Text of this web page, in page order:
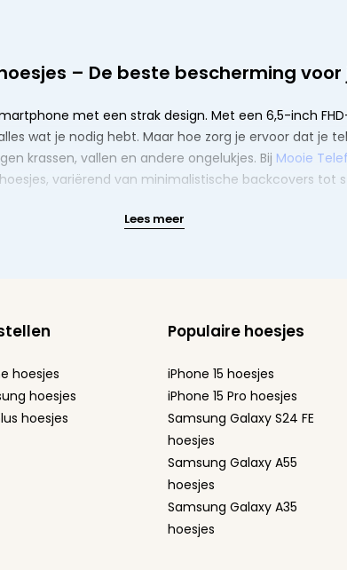
– De beste bescherming
met een strak design. Met een 6,5-inch
wat je nodig hebt. Maar hoe zorg je ervoor dat je
krassen, vallen en andere ongelukjes. Bij Mooie
variërend van minimalistische backcovers tot
Lees meer
hoesjes
hoesjes
hoesjes
Populaire hoesjes
iPhone 15 hoesjes
iPhone 15 Pro hoesjes
Samsung Galaxy S24 FE
hoesjes
Samsung Galaxy A55
hoesjes
Samsung Galaxy A35
hoesjes